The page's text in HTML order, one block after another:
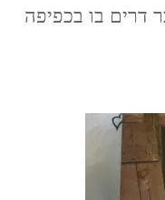
An
דרים בו בכפיפה